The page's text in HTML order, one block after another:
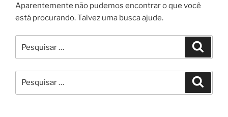
Aparentemente não pudemos encontrar o que você
está procurando. Talvez uma busca ajude.
por:
por: